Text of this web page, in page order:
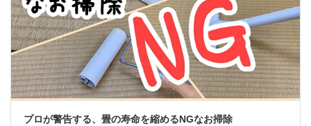
プロが警告する、畳の寿命を縮めるNGなお掃除